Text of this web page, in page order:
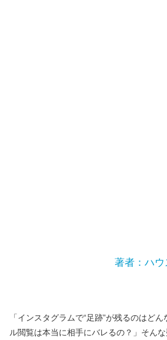
著者：ハ
「インスタグラムで“足跡”が残るのはど
ル閲覧は本当に相手にバレるの？」そん